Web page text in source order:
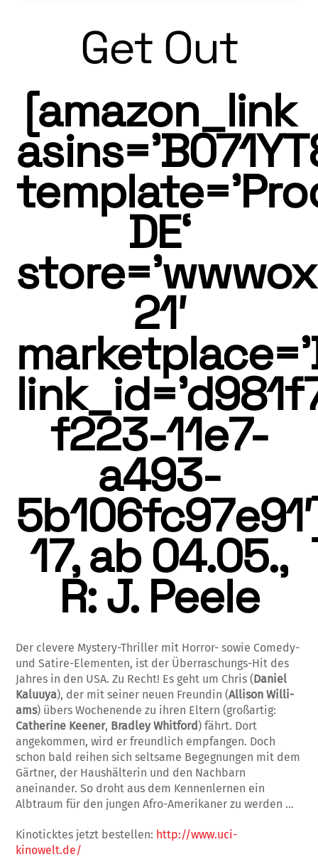
Get Out
[amazon_link
DE‘
21′
f223-11e7-
a493-
17, ab 04.05.,
R: J. Peele
Der clevere Mystery-Thriller mit Horror- so­wie Comedy-
und Satire-Elementen, ist der Überraschungs-Hit des
Jahres in den USA. Zu Recht! Es geht um Chris (Daniel
Kaluuya), der mit seiner neuen Freundin (Allison Willi­
ams) übers Wochenende zu ihren Eltern (groß­artig:
Catherine Keener, Bradley Whitford ) fährt. Dort
angekommen, wird er freundlich empfangen. Doch
schon bald reihen sich selt­sa­me Begegnungen mit dem
Gärtner, der Haus­hälterin und den Nachbarn
aneinander. So dro­ht aus dem Kennenlernen ein
Albtraum für den jungen Afro-Amerikaner zu werden …
Kinoticktes jetzt bestellen: http://www.uci-
kinowelt.de/